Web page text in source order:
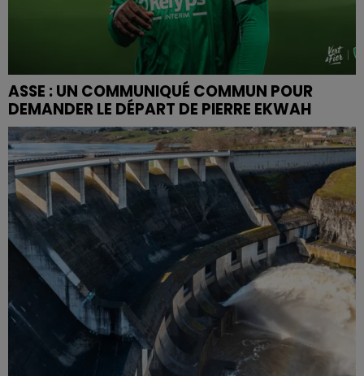
ASSE : UN COMMUNIQUÉ COMMUN POUR
DEMANDER LE DÉPART DE PIERRE EKWAH